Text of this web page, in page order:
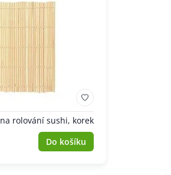
rolování sushi, korek
Do košíku